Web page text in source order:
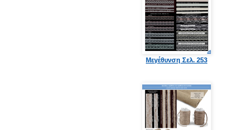
Μεγέθυνση Σελ. 253